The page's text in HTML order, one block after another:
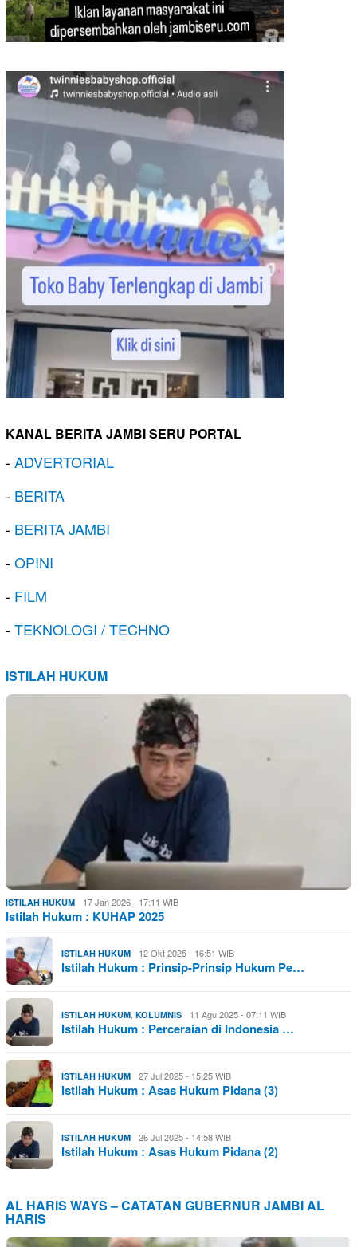
KANAL BERITA JAMBI SERU PORTAL
-ADVERTORIAL
- BERITA
- BERITA JAMBI
-OPINI
- FILM
-TEKNOLOGI / TECHNO
ISTILAH HUKUM
ISTILAH HUKUM 17 Jan 2026 - 17:11 WIB
Istilah Hukum : KUHAP 2025
ISTILAH HUKUM 12 Okt 2025 - 16:51 WIB
Istilah Hukum : Prinsip-Prinsip Hukum Pe…
ISTILAH HUKUM, KOLUMNIS 11 Agu 2025 - 07:11 WIB
Istilah Hukum : Perceraian di Indonesia …
ISTILAH HUKUM 27 Jul 2025 - 15:25 WIB
Istilah Hukum : Asas Hukum Pidana (3)
ISTILAH HUKUM 26 Jul 2025 - 14:58 WIB
Istilah Hukum : Asas Hukum Pidana (2)
AL HARIS WAYS – CATATAN GUBERNUR JAMBI AL
HARIS